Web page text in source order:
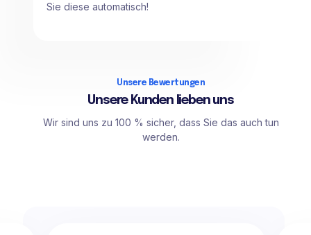
Sie diese automatisch!
Unsere Bewertungen
Unsere Kunden lieben uns
Wir sind uns zu 100 % sicher, dass Sie das auch tun
werden.